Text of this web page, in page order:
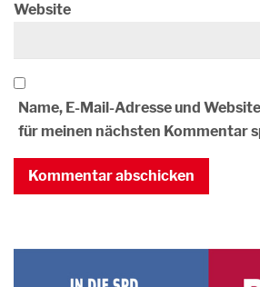
Website
Name, E-Mail-Adresse und
für meinen nächsten Kommentar